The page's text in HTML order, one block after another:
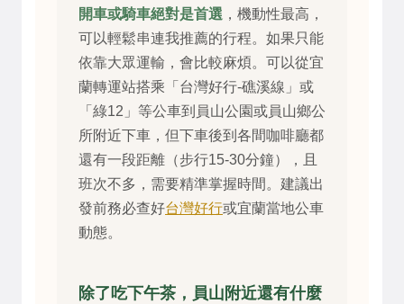
開車或騎車絕對是首選 ，機動性最高，
可以輕鬆串連我推薦的行程。如果只能
依靠大眾運輸，會比較麻煩。可以從宜
蘭轉運站搭乘「台灣好行-礁溪線」或
「綠12」等公車到員山公園或員山鄉公
所附近下車，但下車後到各間咖啡廳都
還有一段距離（步行15-30分鐘），且
班次不多，需要精準掌握時間。建議出
發前務必查好台灣好行或宜蘭當地公車
動態。
除了吃下午茶，員山附近還有什麼